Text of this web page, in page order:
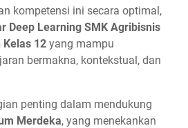
kompetensi ini secara optimal,
Deep Learning SMK Agribisnis
Kelas 12 yang mampu
bermakna, kontekstual, dan
penting dalam mendukung
Merdeka, yang menekankan